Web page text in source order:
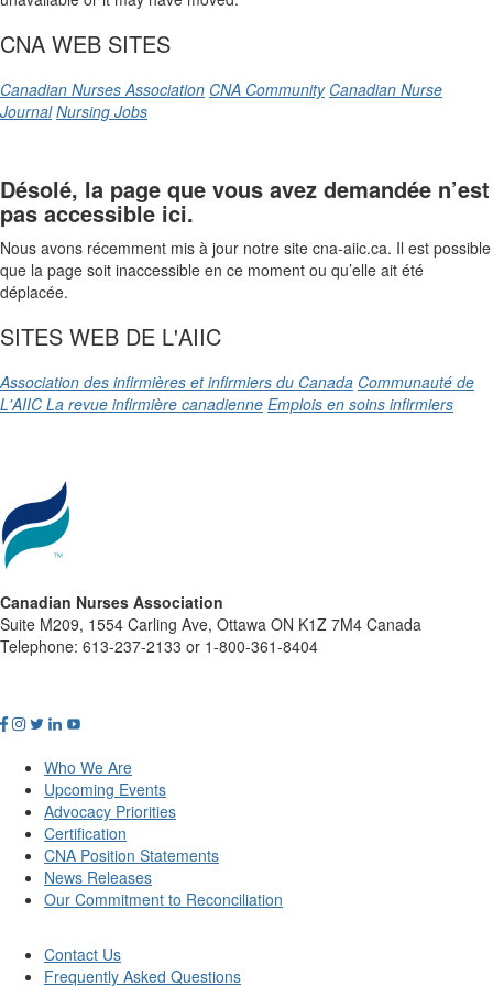
CNA WEB SITES
Canadian Nurses Association CNA Community Canadian Nurse
Journal Nursing Jobs
Désolé, la page que vous avez demandée n’est
pas accessible ici.
Nous avons récemment mis à jour notre site cna-aiic.ca. Il est possible
que la page soit inaccessible en ce moment ou qu’elle ait été
déplacée.
SITES WEB DE L'AIIC
Association des infirmières et infirmiers du Canada Communauté de
L'AIIC La revue infirmière canadienne Emplois en soins infirmiers
Canadian Nurses Association
Suite M209, 1554 Carling Ave, Ottawa ON K1Z 7M4 Canada
Telephone: 613-237-2133 or 1-800-361-8404
Who We Are
Upcoming Events
Advocacy Priorities
Certification
CNA Position Statements
News Releases
Our Commitment to Reconciliation
Contact Us
Frequently Asked Questions